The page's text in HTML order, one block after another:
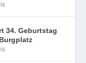
34. Geburtstag